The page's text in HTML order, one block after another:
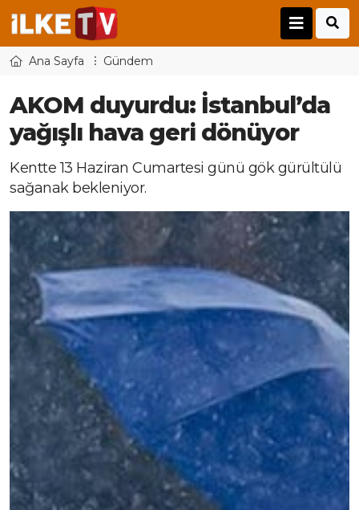
Ana Sayfa Gündem
AKOM duyurdu: İstanbul’da
yağışlı hava geri dönüyor
Kentte 13 Haziran Cumartesi günü gök gürültülü
sağanak bekleniyor.